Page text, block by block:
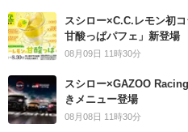
スシロー×C.C.レモン初
甘酸っぱパフェ」新登場
08月09日 11時30分
スシロー×GAZOO
きメニュー登場
08月08日 11時30分